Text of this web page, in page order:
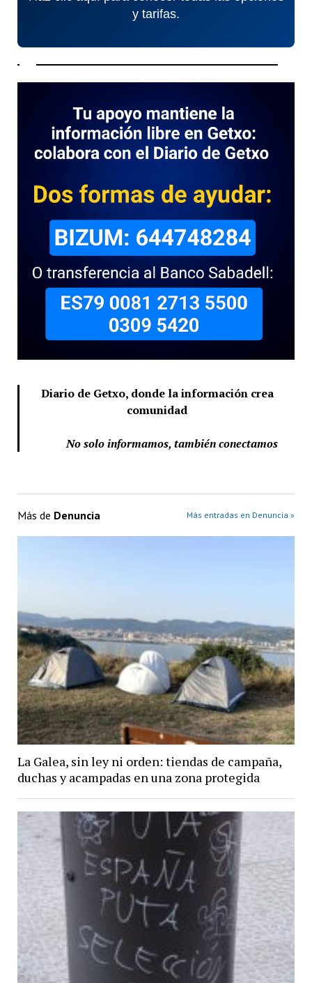
y tarifas.
Diario de Getxo, donde la información crea
comunidad
No solo informamos, también conectamos
Más de Denuncia Más entradas en Denuncia »
La Galea, sin ley ni orden: tiendas de campaña,
duchas y acampadas en una zona protegida